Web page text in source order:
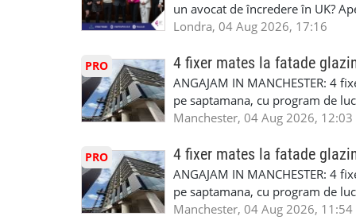
un avocat de încredere în UK?
Solicitors, indiferent că ai nevoie
familiei (divorț, custodie, partaj)
Servicii pentru companii: •
• Imigrație pentru afaceri și
soluționarea disputelor 💡 De ce
standard ✔ Confidențialitate
790 689 Email:
www.fcos.co.uk 👉
Londra, 04 Aug 2026, 17:16
PRO 4 fixer mates la fatade
ANGAJAM IN MANCHESTER:
pe saptamana, cu program de
in perioada urmatoare. Cerinte:
Tariful se discuta direct, in
discutie este simpla: cine esti,
Prioritate au oamenii din
carora li se termina proiectul
Manchester, 04 Aug 2026, 12:03
PRO 4 fixer mates la fatade
ANGAJAM IN MANCHESTER:
pe saptamana, cu program de
in perioada urmatoare. Cerinte:
Manchester, 04 Aug 2026, 11:54